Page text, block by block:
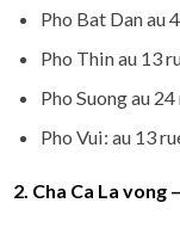
Pho Bat Dan au
Pho Thin au 13
Pho Suong au
Pho Vui: au 13
2. Cha Ca La vong